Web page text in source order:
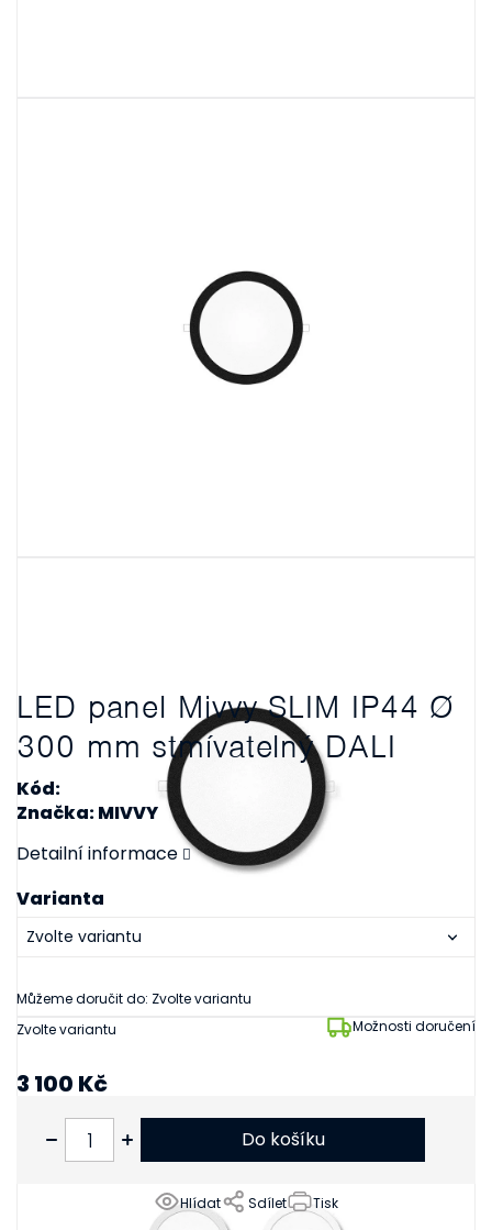
LED panel Mivvy SLIM IP44 Ø
300 mm stmívatelný DALI
Kód:
Značka: MIVVY
Zvolte variantu Možnosti doručení
Varianta
Můžeme doručit do: Zvolte variantu
Detailní informace
Tisk
Hlídat Sdílet
3 100 Kč
Do košíku